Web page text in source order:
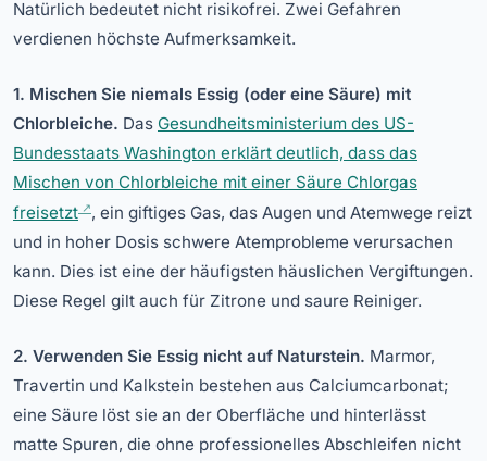
Natürlich bedeutet nicht risikofrei. Zwei Gefahren
verdienen höchste Aufmerksamkeit.
1. Mischen Sie niemals Essig (oder eine Säure) mit
Chlorbleiche. Das Gesundheitsministerium des US-
Bundesstaats Washington erklärt deutlich, dass das
Mischen von Chlorbleiche mit einer Säure Chlorgas
freisetzt
, ein giftiges Gas, das Augen und Atemwege reizt
und in hoher Dosis schwere Atemprobleme verursachen
kann. Dies ist eine der häufigsten häuslichen Vergiftungen.
Diese Regel gilt auch für Zitrone und saure Reiniger.
2. Verwenden Sie Essig nicht auf Naturstein. Marmor,
Travertin und Kalkstein bestehen aus Calciumcarbonat;
eine Säure löst sie an der Oberfläche und hinterlässt
matte Spuren, die ohne professionelles Abschleifen nicht